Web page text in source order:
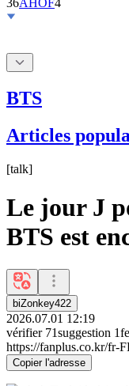
BTS
Articles
[talk]
Le jour J
BTS est
biZonkey422
2026.07.01 12:19
vérifier 71suggestion 1
https://fanplus.co.kr/fr-
Copier l'adresse